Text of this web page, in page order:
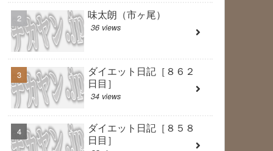
味太朗（市ヶ尾）
36 views
ダイエット日記［８６２
日目］
34 views
ダイエット日記［８５８
日目］